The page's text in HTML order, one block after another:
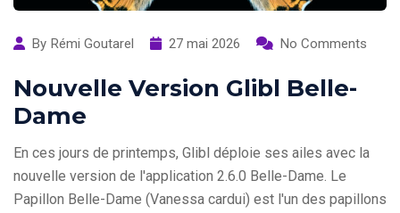
By Rémi Goutarel 27 mai 2026 No Comments
Nouvelle Version Glibl Belle-
Dame
En ces jours de printemps, Glibl déploie ses ailes avec la
nouvelle version de l'application 2.6.0 Belle-Dame. Le
Papillon Belle-Dame (Vanessa cardui) est l'un des papillons